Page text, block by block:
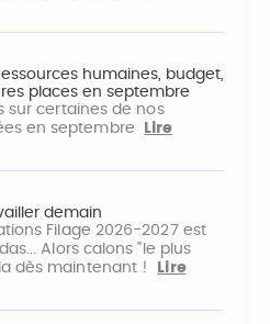
humaines, budget,
places en septembre
sur certaines de nos
en septembre
Lire
demain
Filage 2026-2027 est
Alors calons "le plus
dès maintenant !
Lire